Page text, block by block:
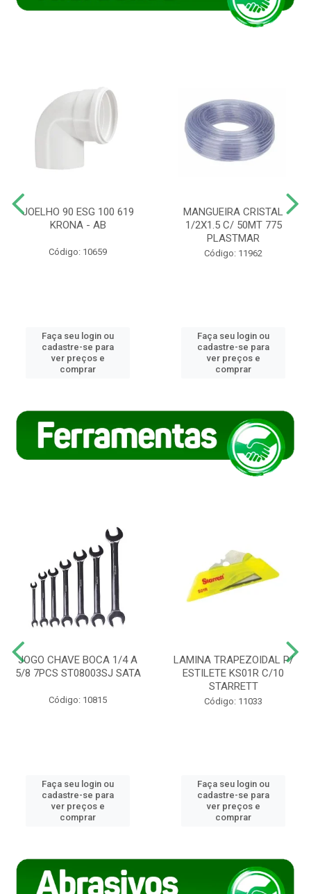
JOELHO 90 ESG 100 619
KRONA - AB
Código: 10659
Faça seu login ou
cadastre-se para
ver preços e
comprar
MANGUEIRA CRISTAL
1/2X1.5 C/ 50MT 775
PLASTMAR
Código: 11962
Faça seu login ou
cadastre-se para
ver preços e
comprar
JOGO CHAVE BOCA 1/4 A
5/8 7PCS ST08003SJ SATA
Código: 10815
Faça seu login ou
cadastre-se para
ver preços e
comprar
LAMINA TRAPEZOIDAL P/
ESTILETE KS01R C/10
STARRETT
Código: 11033
Faça seu login ou
cadastre-se para
ver preços e
comprar